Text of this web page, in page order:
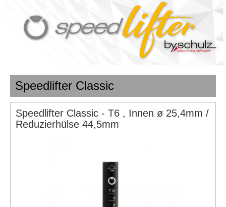
Speedlifter Classic
Speedlifter Classic - T6 , Innen ø 25,4mm /
Reduzierhülse 44,5mm